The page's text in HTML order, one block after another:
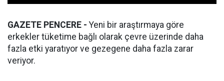
GAZETE PENCERE - Yeni bir araştırmaya göre
erkekler tüketime bağlı olarak çevre üzerinde daha
fazla etki yaratıyor ve gezegene daha fazla zarar
veriyor.